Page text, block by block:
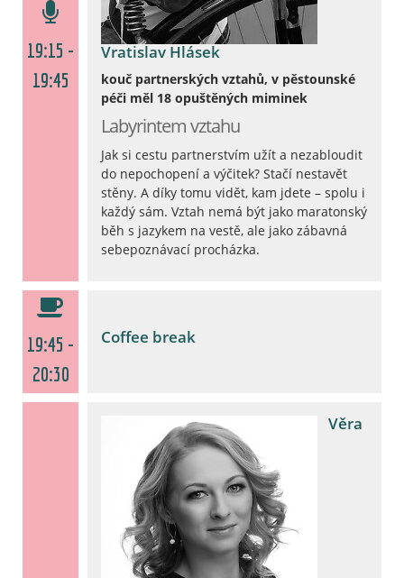
19:15 -
19:45
Vratislav Hlásek
kouč partnerských vztahů, v pěstounské
péči měl 18 opuštěných miminek
Labyrintem vztahu
Jak si cestu partnerstvím užít a nezabloudit
do nepochopení a výčitek? Stačí nestavět
stěny. A díky tomu vidět, kam jdete – spolu i
každý sám. Vztah nemá být jako maratonský
běh s jazykem na vestě, ale jako zábavná
sebepoznávací procházka.
19:45 -
20:30
Coffee break
Věra